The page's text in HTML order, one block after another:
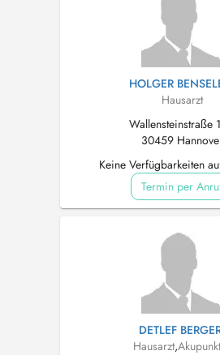
HOLGER
Hausarzt
Wallensteinstraße
30459
Keine Verfügbarkeiten
Termin per
DETLEF
Hausarzt,